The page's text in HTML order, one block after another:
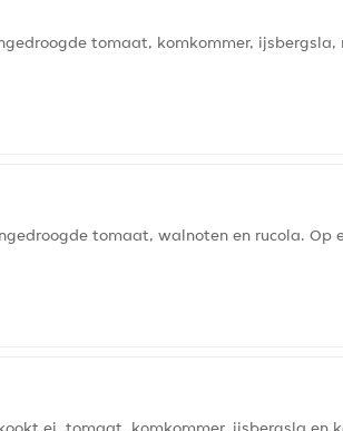
tomaat, komkommer,
tomaat, walnoten en rucola. Op